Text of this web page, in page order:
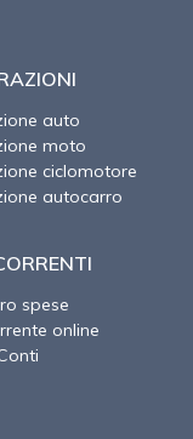
auto
moto
ciclomotore
autocarro
spese
online